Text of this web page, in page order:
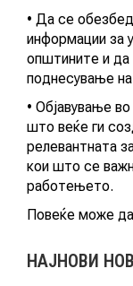
ПОДДРЖИ
МУЛТИМЕДИЈА
ГАЛЕРИЈА
ВИДЕО
КОНТАКТ
• Да се
информации за
општините и
поднесување
• Објавување
што веќе ги
релевантната
кои што се
работењето.
Повеќе може
НАЈНОВИ